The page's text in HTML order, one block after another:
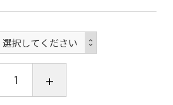
名前が記入できるように3行の
特製白雲」の落款を押してい